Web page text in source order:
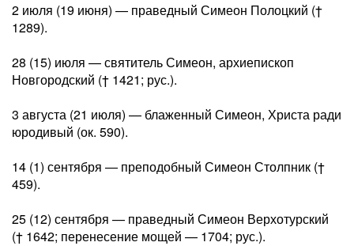
2 июля (19 июня) — праведный Симеон Полоцкий (†
1289).
28 (15) июля — святитель Симеон, архиепископ
Новгородский († 1421; рус.).
3 августа (21 июля) — блаженный Симеон, Христа ради
юродивый (ок. 590).
14 (1) сентября — преподобный Симеон Столпник (†
459).
25 (12) сентября — праведный Симеон Верхотурский
(† 1642; перенесение мощей — 1704; рус.).